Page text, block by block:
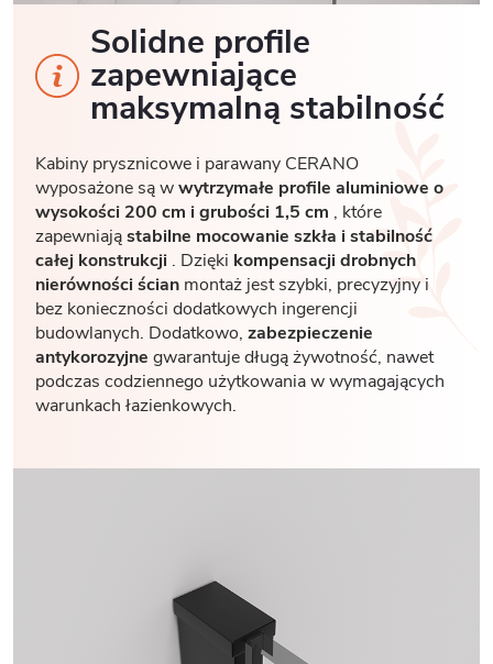
Solidne profile
zapewniające
maksymalną stabilność
Kabiny prysznicowe i parawany CERANO
wyposażone są wwytrzymałe profile aluminiowe o
wysokości 200 cm i grubości 1,5 cm , które
zapewniająstabilne mocowanie szkła i stabilność
całej konstrukcji . Dzięki kompensacji drobnych
nierówności ścian montaż jest szybki, precyzyjny i
bez konieczności dodatkowych ingerencji
budowlanych. Dodatkowo, zabezpieczenie
antykorozyjne gwarantuje długą żywotność, nawet
podczas codziennego użytkowania w wymagających
warunkach łazienkowych.